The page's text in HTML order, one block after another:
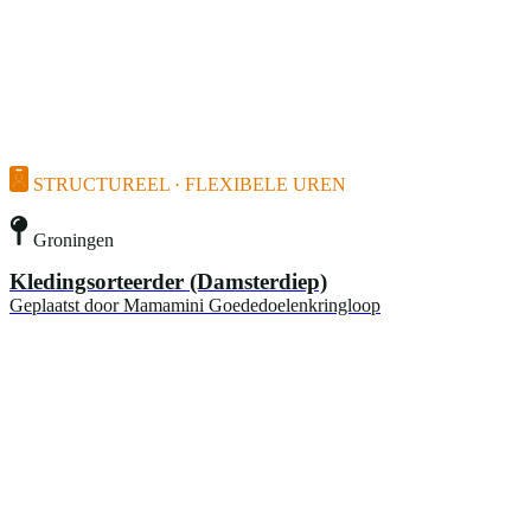
STRUCTUREEL · FLEXIBELE UREN
Groningen
Kledingsorteerder (Damsterdiep)
Geplaatst door Mamamini Goededoelenkringloop